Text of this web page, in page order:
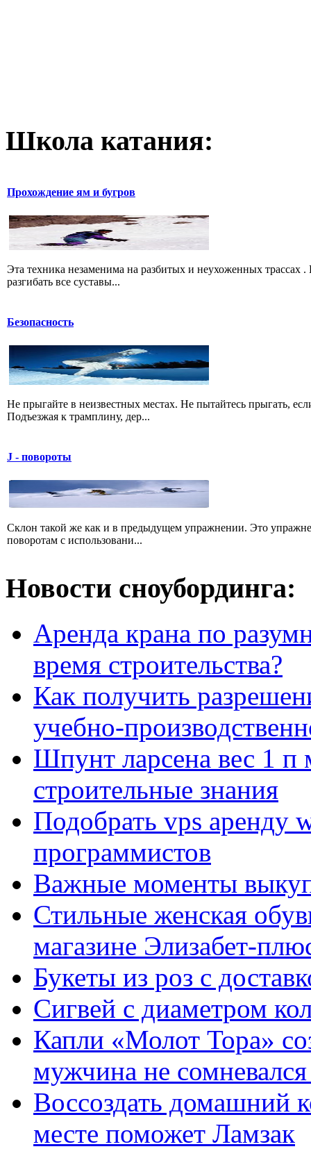
Школа катания:
Прохождение ям и бугров
Эта техника незаменима на разбитых и неухоженных
разгибать все суставы...
Безопасность
Не прыгайте в неизвестных местах. Не пытайтесь прыгать,
Подъезжая к трамплину, дер...
J - повороты
Склон такой же как и в предыдущем упражнении. Это
поворотам с использовани...
Новости сноубординга:
Аренда крана по
время строительства?
Как получить
учебно-
Шпунт ларсена вес 1 п
строительные знания
Подобрать vps аренду
программистов
Важные моменты
Стильные женская
магазине Элизабет-
Букеты из роз с
Сигвей с диаметром
Капли «Молот Тора»
мужчина не
Воссоздать домашний
месте поможет Ламзак